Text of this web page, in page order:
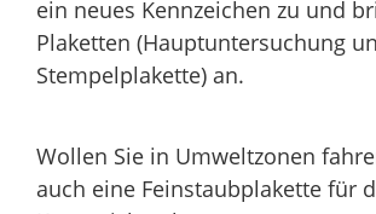
ein neues Kennzeichen zu und
Plaketten (Hauptuntersuchung
Stempelplakette) an.
Wollen Sie in Umweltzonen
auch eine Feinstaubplakette für